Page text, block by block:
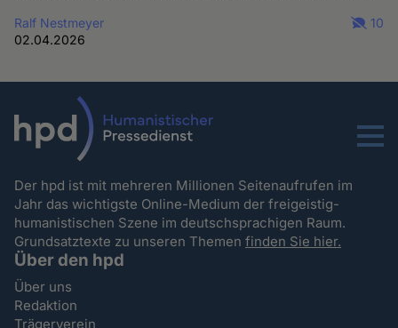
Ralf Nestmeyer
02.04.2026
10
Menu
Der hpd ist mit mehreren Millionen Seitenaufrufen im
Jahr das wichtigste Online-Medium der freigeistig-
humanistischen Szene im deutschsprachigen Raum.
Grundsatztexte zu unseren Themenfinden Sie hier.
Über den hpd
Über uns
Redaktion
Trägerverein